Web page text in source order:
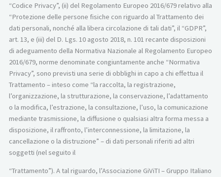
“Codice Privacy”, (ii) del Regolamento Europeo 2016/679 relativo alla
“Protezione delle persone fisiche con riguardo al Trattamento dei
dati personali, nonché alla libera circolazione di tali dati”, il “GDPR”,
art. 13, e (iii) del D. Lgs. 10 agosto 2018, n. 101 recante disposizioni
di adeguamento della Normativa Nazionale al Regolamento Europeo
2016/679, norme denominate congiuntamente anche “Normativa
Privacy”, sono previsti una serie di obblighi in capo a chi effettua il
Trattamento – inteso come “la raccolta, la registrazione,
l’organizzazione, la strutturazione, la conservazione, l’adattamento
o la modifica, l’estrazione, la consultazione, l’uso, la comunicazione
mediante trasmissione, la diffusione o qualsiasi altra forma messa a
disposizione, il raffronto, l’interconnessione, la limitazione, la
cancellazione o la distruzione” – di dati personali riferiti ad altri
soggetti (nel seguito il
“Trattamento”). A tal riguardo, l’Associazione GiViTI – Gruppo Italiano